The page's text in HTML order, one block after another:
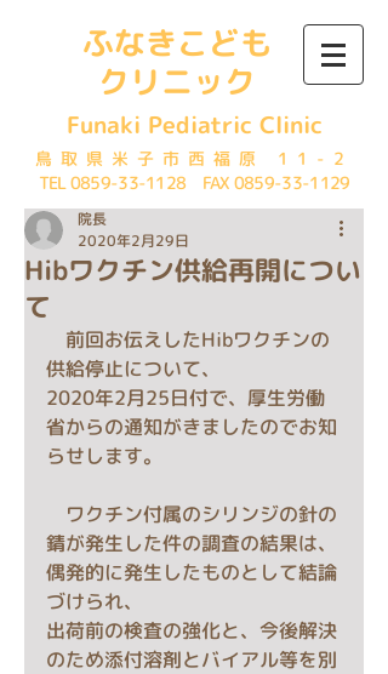
ふなきこども
クリニック
Funaki Pediatric Clinic
鳥取県米子市西福原 11-2
TEL0859-33-1128 FAX 0859-33-1129
Hibワクチン供給再開につい
て
院長
2020年2月29日
前回お伝えしたHibワクチンの
供給停止について、
2020年2月25日付で、厚生労働
省からの通知がきましたのでお知
らせします。
ワクチン付属のシリンジの針の
錆が発生した件の調査の結果は、
偶発的に発生したものとして結論
づけられ、
出荷前の検査の強化と、今後解決
のため添付溶剤とバイアル等を別